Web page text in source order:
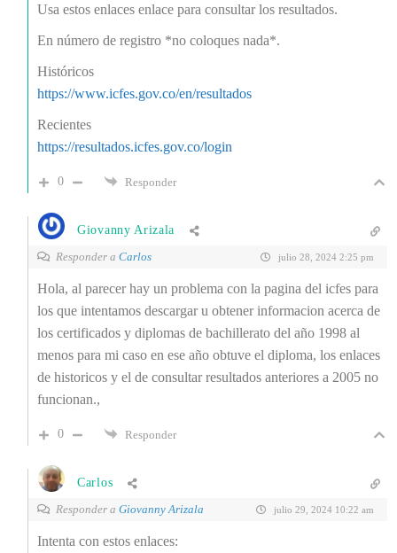
Usa estos enlaces enlace para consultar los resultados.
En número de registro *no coloques nada*.
Históricos
https://www.icfes.gov.co/en/resultados
Recientes
https://resultados.icfes.gov.co/login
0 Responder
Giovanny Arizala
Responder a Carlos julio 28, 2024 2:25 pm
Hola, al parecer hay un problema con la pagina del icfes para
los que intentamos descargar u obtener informacion acerca de
los certificados y diplomas de bachillerato del año 1998 al
menos para mi caso en ese año obtuve el diploma, los enlaces
de historicos y el de consultar resultados anteriores a 2005 no
funcionan.,
0 Responder
Carlos
Responder a Giovanny Arizala julio 29, 2024 10:22 am
Intenta con estos enlaces: